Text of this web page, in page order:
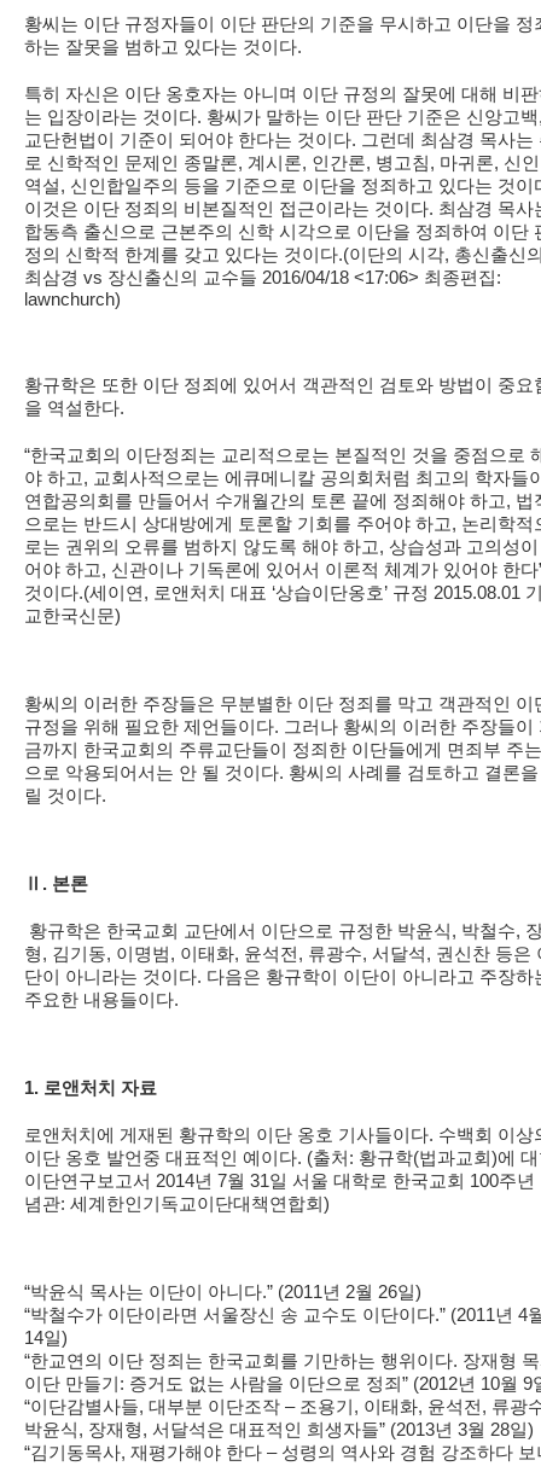
황씨는 이단 규정자들이 이단 판단의 기준을 무시하고 이단을 정
하는 잘못을 범하고 있다는 것이다.
특히 자신은 이단 옹호자는 아니며 이단 규정의 잘못에 대해 비
는 입장이라는 것이다. 황씨가 말하는 이단 판단 기준은 신앙고
교단헌법이 기준이 되어야 한다는 것이다. 그런데 최삼경 목사는
로 신학적인 문제인 종말론, 계시론, 인간론, 병고침, 마귀론, 신
역설, 신인합일주의 등을 기준으로 이단을 정죄하고 있다는 것이
이것은 이단 정죄의 비본질적인 접근이라는 것이다. 최삼경 목사
합동측 출신으로 근본주의 신학 시각으로 이단을 정죄하여 이단
정의 신학적 한계를 갖고 있다는 것이다.(이단의 시각, 총신출신
최삼경 vs 장신출신의 교수들 2016/04/18 <17:06> 최종편집:
lawnchurch)
황규학은 또한 이단 정죄에 있어서 객관적인 검토와 방법이 중요
을 역설한다.
“한국교회의 이단정죄는 교리적으로는 본질적인 것을 중점으로
야 하고, 교회사적으로는 에큐메니칼 공의회처럼 최고의 학자들
연합공의회를 만들어서 수개월간의 토론 끝에 정죄해야 하고, 법
으로는 반드시 상대방에게 토론할 기회를 주어야 하고, 논리학적
로는 권위의 오류를 범하지 않도록 해야 하고, 상습성과 고의성
어야 하고, 신관이나 기독론에 있어서 이론적 체계가 있어야 한다
것이다.(세이연, 로앤처치 대표 ‘상습이단옹호’ 규정 2015.08.01
교한국신문)
황씨의 이러한 주장들은 무분별한 이단 정죄를 막고 객관적인 이
규정을 위해 필요한 제언들이다. 그러나 황씨의 이러한 주장들이
금까지 한국교회의 주류교단들이 정죄한 이단들에게 면죄부 주
으로 악용되어서는 안 될 것이다. 황씨의 사례를 검토하고 결론
릴 것이다.
Ⅱ. 본론
황규학은 한국교회 교단에서 이단으로 규정한 박윤식, 박철수,
형, 김기동, 이명범, 이태화, 윤석전, 류광수, 서달석, 권신찬 등은
단이 아니라는 것이다. 다음은 황규학이 이단이 아니라고 주장하
주요한 내용들이다.
1. 로앤처치 자료
로앤처치에 게재된 황규학의 이단 옹호 기사들이다. 수백회 이상
이단 옹호 발언중 대표적인 예이다. (출처: 황규학(법과교회)에
이단연구보고서 2014년 7월 31일 서울 대학로 한국교회 100주년
념관: 세계한인기독교이단대책연합회)
“박윤식 목사는 이단이 아니다.” (2011년 2월 26일)
“박철수가 이단이라면 서울장신 송 교수도 이단이다.” (2011년 4
14일)
“한교연의 이단 정죄는 한국교회를 기만하는 행위이다. 장재형
이단 만들기: 증거도 없는 사람을 이단으로 정죄” (2012년 10월 9
“이단감별사들, 대부분 이단조작 – 조용기, 이태화, 윤석전, 류광
박윤식, 장재형, 서달석은 대표적인 희생자들” (2013년 3월 28일)
“김기동목사, 재평가해야 한다 – 성령의 역사와 경험 강조하다 보